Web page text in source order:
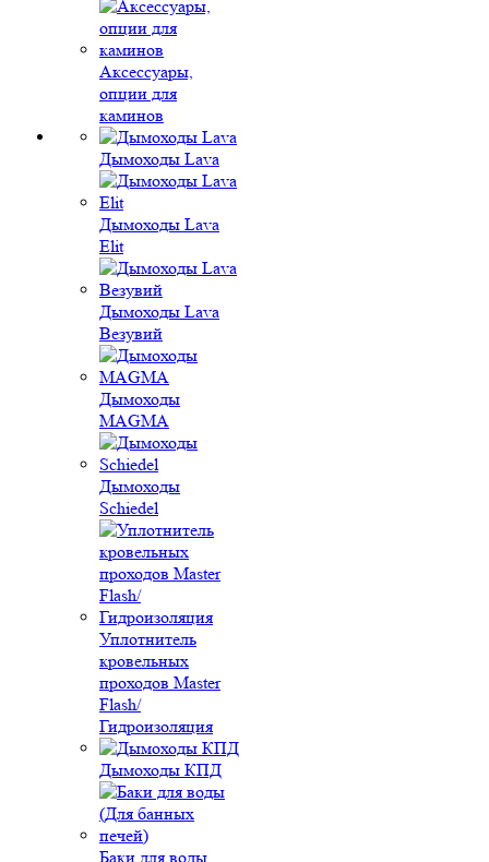
Аксессуары,
опции для
каминов
Дымоходы Lava
Дымоходы Lava
Elit
Дымоходы Lava
Везувий
Дымоходы
MAGMA
Дымоходы
Schiedel
Уплотнитель
кровельных
проходов Master
Flash/
Гидроизоляция
Дымоходы КПД
Баки для воды